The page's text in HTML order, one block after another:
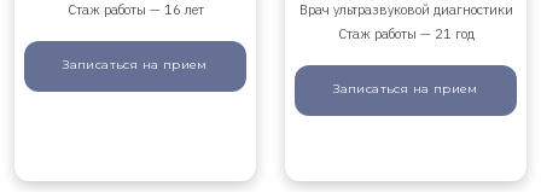
Стаж работы — 16 лет
Записаться на прием
Врач ультразвуковой диагностики
Стаж работы — 21 год
Записаться на прием